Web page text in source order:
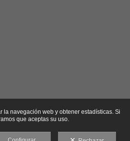
la navegación web y obtener estadísticas. Si
que aceptas su uso.